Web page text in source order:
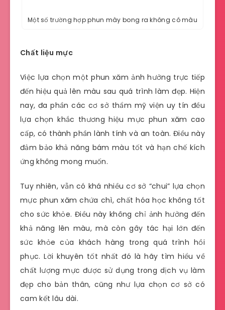
Một số trường hợp phun mày bong ra không có màu
Chất liệu mực
Việc lựa chọn một phun xăm ảnh hưởng trực tiếp
đến hiệu quả lên màu sau quá trình làm đẹp. Hiện
nay, đa phần các cơ sở thẩm mỹ viện uy tín đều
lựa chọn khắc thương hiệu mực phun xăm cao
cấp, có thành phần lành tính và an toàn. Điều này
đảm bảo khả năng bám màu tốt và hạn chế kích
ứng không mong muốn.
Tuy nhiên, vẫn có khá nhiều cơ sở “chui” lựa chọn
mực phun xăm chứa chì, chất hóa học không tốt
cho sức khỏe. Điều này không chỉ ảnh hưởng đến
khả năng lên màu, mà còn gây tác hại lớn đến
sức khỏe của khách hàng trong quá trình hồi
phục. Lời khuyên tốt nhất đó là hãy tìm hiểu về
chất lượng mực được sử dụng trong dịch vụ làm
đẹp cho bản thân, cũng như lựa chọn cơ sở có
cam kết lâu dài.